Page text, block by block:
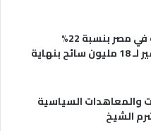
زيادة السياحة في مصر بنسبة 22%
والتوقعات تشير لـ 18 مليون سائح بنهاية
والمعاهدات السياسية
الشيخ